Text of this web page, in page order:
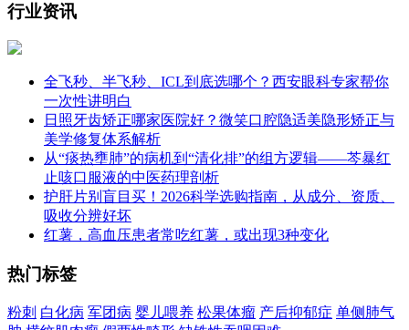
行业资讯
全飞秒、半飞秒、ICL到底选哪个？西安眼科专家帮你
一次性讲明白
日照牙齿矫正哪家医院好？微笑口腔隐适美隐形矫正与
美学修复体系解析
从“痰热壅肺”的病机到“清化排”的组方逻辑——芩暴红
止咳口服液的中医药理剖析
护肝片别盲目买！2026科学选购指南，从成分、资质、
吸收分辨好坏
红薯，高血压患者常吃红薯，或出现3种变化
热门标签
粉刺 白化病 军团病 婴儿喂养 松果体瘤 产后抑郁症 单侧肺气